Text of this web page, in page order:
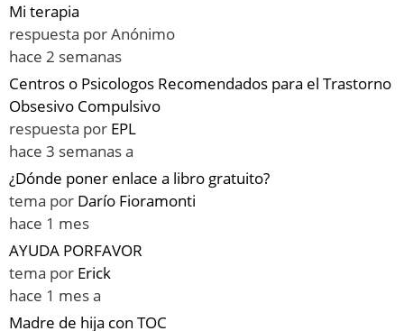
Mi terapia
respuesta porAnónimo
hace 2 semanas
Centros o Psicologos Recomendados para el Trastorno
Obsesivo Compulsivo
respuesta por EPL
hace 3 semanas a
¿Dónde poner enlace a libro gratuito?
tema por Darío Fioramonti
hace 1 mes
AYUDA PORFAVOR
tema por Erick
hace 1 mes a
Madre de hija con TOC